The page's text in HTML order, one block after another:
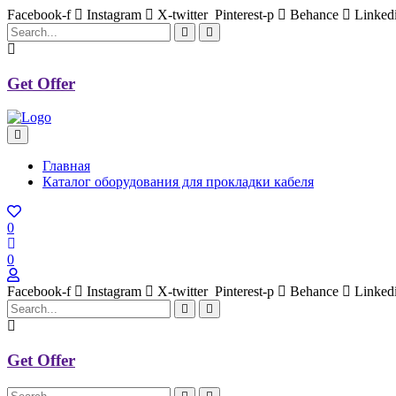
Facebook-f Instagram X-twitter Pinterest-p Behance
Get Offer
Главная
Каталог оборудования для прокладки кабеля
0
0
Facebook-f Instagram X-twitter Pinterest-p Behance
Get Offer